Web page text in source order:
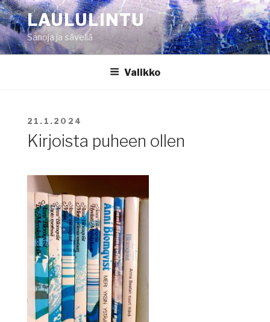
Siirry
sisältöönLAULULINTU
Sanoja ja säveliä
Valikko
JULKAISTU
21.1.2024
Kirjoista puheen ollen